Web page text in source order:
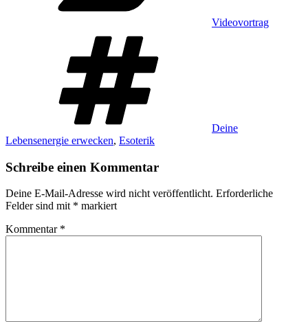
Videovortrag
Deine
Lebensenergie erwecken, Esoterik
Schreibe einen Kommentar
Deine E-Mail-Adresse wird nicht veröffentlicht. Erforderliche
Felder sind mit * markiert
Kommentar *